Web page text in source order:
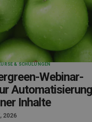
& SCHULUNGEN
Webinar-
Inhalte
2026